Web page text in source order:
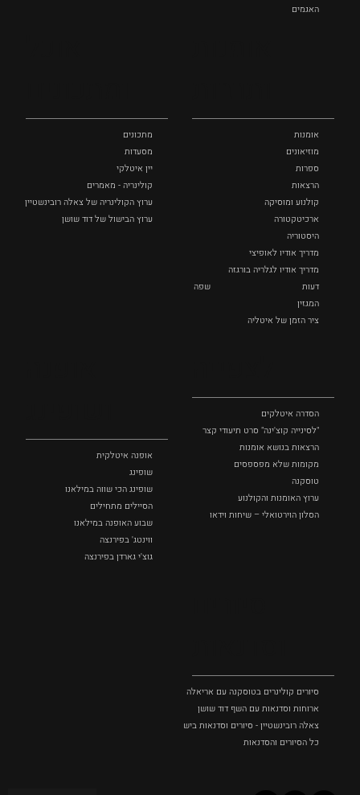
האגמים
אומנות
מוזיאונים
ספרות
הרצאות
קולנוע ומוסיקה
ארכיטקטורה
היסטוריה
מדריך אודיו לאופיצי
מדריך אודיו לגלריה בורגזה
דעות
שפה
המגזין
ציר הזמן של איטליה
מתכונים
מסעדות
יין איטלקי
קולינריה - מאמרים
ערוץ הקולינריה של צאלה רובינשטיין
ערוץ הבישול של דוד שושן
הסדרה איטלקים
"לסינייה קוצ'ינה" סרט תיעודי קצר
הרצאות בנושא אומנות
מקומות שלא מפספסים
טוסקנה
ערוץ האומנות והקולנוע
הסלון הוירטואלי – שיחות וידאו
אופנה איטלקית
שופינג
שופינג הכי שווה במילאנו
הסיילים מתחילים
שבוע האופנה במילאנו
ווינטג' בפירנצה
גוצ'י גארדן בפירנצה
סיורים קולינרים בטוסקנה עם אריאלה בנקיר
ארוחות וסדנאות עם השף דוד שושן
צאלה רובינשטיין - סיורים וסדנאות בישול בטוסקנה
כל הסיורים והסדנאות